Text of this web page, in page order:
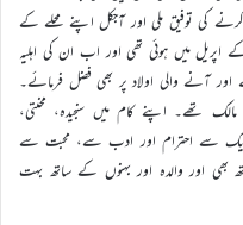
کی توفیق ملی اور آجکل اپنے محلے کے
وصایا بھی تھے۔ مرحوم کی شادی 2015ء کے اپریل میں ہوئی تھی اور اب ان کی اہلیہ
آنے والی اولاد پر بھی فضل فرمائے۔
تھے۔ اپنے کام میں سنجیدہ، محنتی،
ایک سے احترام اور ادب سے، محبت سے
اور والدہ اور بہنوں کے ساتھ بہت